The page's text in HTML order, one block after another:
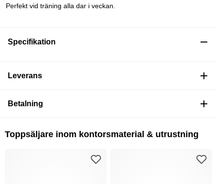
Perfekt vid träning alla dar i veckan.
Specifikation
Leverans
Betalning
Toppsäljare inom kontorsmaterial & utrustning